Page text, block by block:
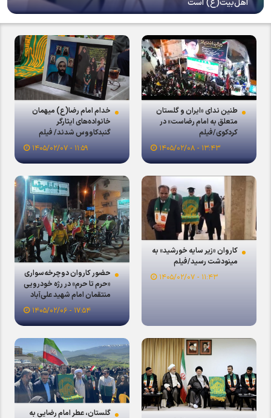
اهل‌بیت(ع) است
طنین ندای «ایران و گلستان
متعلق به امام رضاست» در
کردکوی/فیلم
۱۳:۴۳ - ۱۴۰۵/۰۲/۰۸
خدام امام رضا(ع) میهمان
خانواده‌های ایثارگر
گنبدکاووس شدند/ فیلم
۱۱:۵۹ - ۱۴۰۵/۰۲/۰۷
کاروان «زیر سایه خورشید» به
مینودشت رسید/فیلم
۱۱:۴۳ - ۱۴۰۵/۰۲/۰۷
حضور کاروان دوچرخه‌سواری
«حرم تا حرم» در رژه خودرویی
منتقمان امام شهید علی‌آباد
۱۷:۵۴ - ۱۴۰۵/۰۲/۰۶
گلستان، عطر امام رضایی به